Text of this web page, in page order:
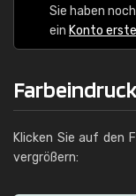
Sie haben
ein Konto
Klicken Sie auf den
vergrößern: